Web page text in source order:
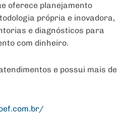
oferece planejamento
própria e inovadora,
e diagnósticos para
com dinheiro.
e possui mais de